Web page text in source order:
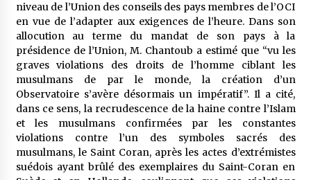
niveau de l’Union des conseils des pays membres de l’OCI
en vue de l’adapter aux exigences de l’heure. Dans son
allocution au terme du mandat de son pays à la
présidence de l’Union, M. Chantoub a estimé que “vu les
graves violations des droits de l’homme ciblant les
musulmans de par le monde, la création d’un
Observatoire s’avère désormais un impératif”. Il a cité,
dans ce sens, la recrudescence de la haine contre l’Islam
et les musulmans confirmées par les constantes
violations contre l’un des symboles sacrés des
musulmans, le Saint Coran, après les actes d’extrémistes
suédois ayant brûlé des exemplaires du Saint-Coran en